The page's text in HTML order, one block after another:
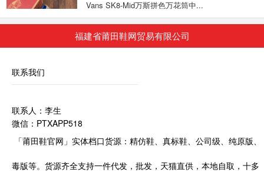
Vans SK8-Mid 万斯 拼色万花筒 中帮阴阳板鞋
3D印花 小红书爆款 男女新款官方正品 硫化真标
1:1 ...
2019-11-14
2019-08-16
福建省莆田鞋网贸易有限公司
联系我们
联系人：李生
微信：PTXAPP518
「莆田鞋官网」实体档口货源：精仿鞋、真标鞋、公司级、纯原版、
毒版等。货源齐全支持一件代发，批发，天猫直供，本地自取，十多